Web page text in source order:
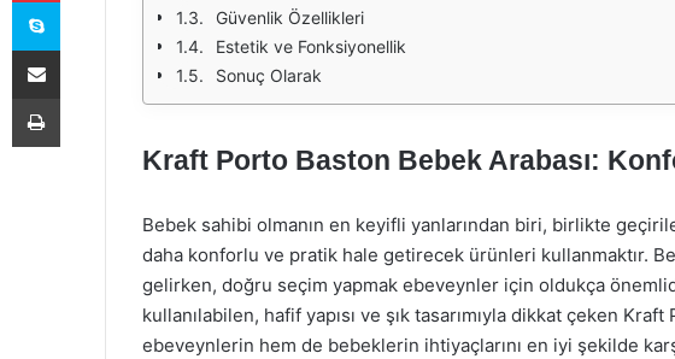
Güvenlik Özellikleri
Estetik ve Fonksiyonellik
Sonuç Olarak
Kraft Porto Baston Bebek Arabası:
Bebek sahibi olmanın en keyifli yanlarından biri, birlikte
daha konforlu ve pratik hale getirecek ürünleri kullanmaktır.
gelirken, doğru seçim yapmak ebeveynler için oldukça
kullanılabilen, hafif yapısı ve şık tasarımıyla dikkat çeken
ebeveynlerin hem de bebeklerin ihtiyaçlarını en iyi şekilde
E-Posta ile paylaş